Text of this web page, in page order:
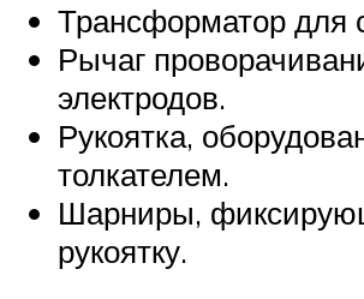
Трансформатор для
Рычаг
электродов.
Рукоятка,
толкателем.
Шарниры,
рукоятку.